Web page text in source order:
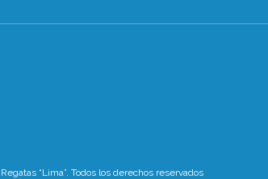
“Lima”. Todos los derechos reservados